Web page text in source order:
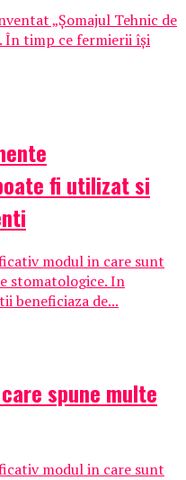
„Șomajul Tehnic de
În timp ce fermierii își
fi utilizat si
modul in care sunt
stomatologice. In
beneficiaza de...
spune multe
modul in care sunt